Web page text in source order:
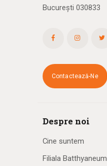
București 030833
Contactează-Ne
Despre noi
Cine suntem
Filiala Batthyaneum